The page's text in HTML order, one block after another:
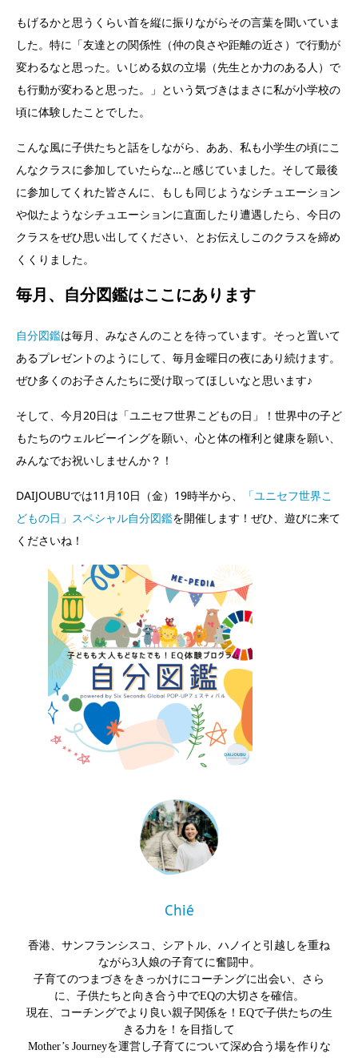
もげるかと思うくらい首を縦に振りながらその言葉を聞いていま
した。特に「友達との関係性（仲の良さや距離の近さ）で行動が
変わるなと思った。いじめる奴の立場（先生とか力のある人）で
も行動が変わると思った。」という気づきはまさに私が小学校の
頃に体験したことでした。
こんな風に子供たちと話をしながら、ああ、私も小学生の頃にこ
んなクラスに参加していたらな…と感じていました。そして最後
に参加してくれた皆さんに、もしも同じようなシチュエーション
や似たようなシチュエーションに直面したり遭遇したら、今日の
クラスをぜひ思い出してください、とお伝えしこのクラスを締め
くくりました。
毎月、自分図鑑はここにあります
自分図鑑は毎月、みなさんのことを待っています。そっと置いて
あるプレゼントのようにして、毎月金曜日の夜にあり続けます。
ぜひ多くのお子さんたちに受け取ってほしいなと思います♪
そして、今月20日は「ユニセフ世界こどもの日」！世界中の子ど
もたちのウェルビーイングを願い、心と体の権利と健康を願い、
みんなでお祝いしませんか？！
DAIJOUBUでは11月10日（金）19時半から、
「ユニセフ世界こ
どもの日」スペシャル自分図鑑を開催します！ぜひ、遊びに来て
くださいね！
Chié
香港、サンフランシスコ、シアトル、ハノイと引越しを重ね
ながら3人娘の子育てに奮闘中。
子育てのつまづきをきっかけにコーチングに出会い、さら
に、子供たちと向き合う中でEQの大切さを確信。
現在、コーチングでより良い親子関係を！EQで子供たちの生
きる力を！を目指して
Mother’s Journeyを運営し子育てについて深め合う場を作りな